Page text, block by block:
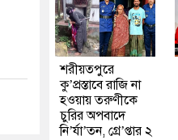
শরীয়তপুরে
কু’প্রস্তাবে রাজি না
হওয়ায় তরুণীকে
চুরির অপবাদে
নি’র্যা’তন, গ্রে’প্তার ২